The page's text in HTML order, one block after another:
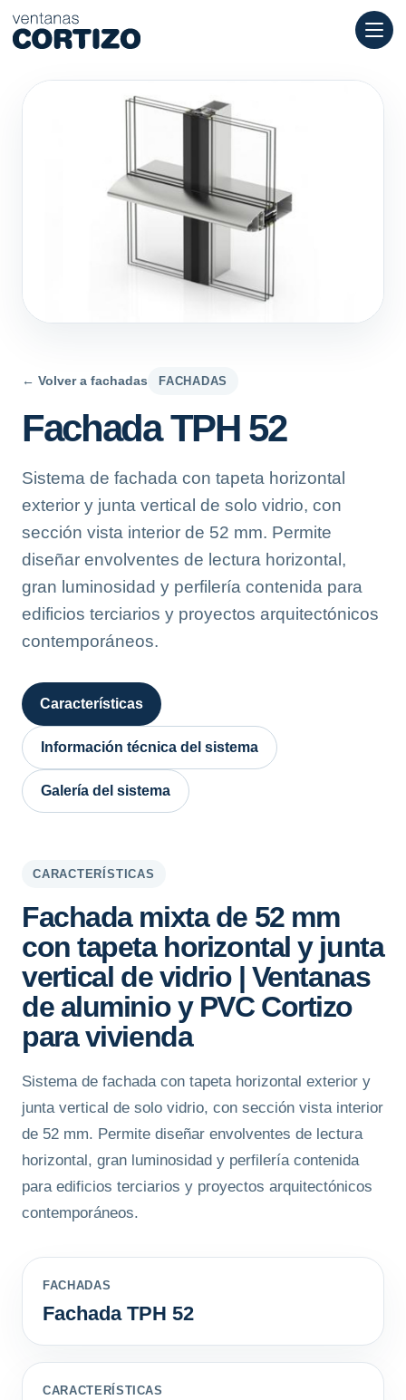
Ventanas Cortizo es una red especializada en ventanas de
Productos
Red de tiendas
← Volver a fachadas FACHADAS
Fachada TPH 52
Sistema de fachada con tapeta horizontal
exterior y junta vertical de solo vidrio, con
sección vista interior de 52 mm. Permite
diseñar envolventes de lectura horizontal,
gran luminosidad y perfilería contenida para
edificios terciarios y proyectos arquitectónicos
contemporáneos.
Características
Información técnica del sistema
Galería del sistema
CARACTERÍSTICAS
Fachada mixta de 52 mm
con tapeta horizontal y junta
vertical de vidrio | Ventanas
de aluminio y PVC Cortizo
para vivienda
Sistema de fachada con tapeta horizontal exterior y
junta vertical de solo vidrio, con sección vista interior
de 52 mm. Permite diseñar envolventes de lectura
horizontal, gran luminosidad y perfilería contenida
para edificios terciarios y proyectos arquitectónicos
contemporáneos.
FACHADAS
Fachada TPH 52
CARACTERÍSTICAS